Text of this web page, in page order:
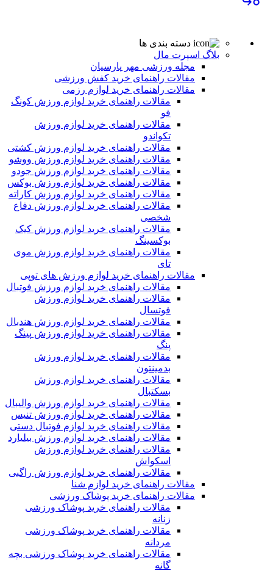
دسته بندی ها
بلاگ اسپرت مال
مجله ورزشی مهر پارسیان
مقالات راهنمای خرید کفش ورزشی
مقالات راهنمای خرید لوازم رزمی
مقالات راهنمای خرید لوازم ورزش کونگ
فو
مقالات راهنمای خرید لوازم ورزش
تکواندو
مقالات راهنمای خرید لوازم ورزش کشتی
مقالات راهنمای خرید لوازم ورزش ووشو
مقالات راهنمای خرید لوازم ورزش جودو
مقالات راهنمای خرید لوازم ورزش بوکس
مقالات راهنمای خرید لوازم ورزش کاراته
مقالات راهنمای خرید لوازم ورزش دفاع
شخصی
مقالات راهنمای خرید لوازم ورزش کیک
بوکسینگ
مقالات راهنمای خرید لوازم ورزش موی
تای
مقالات راهنمای خرید لوازم ورزش های توپی
مقالات راهنمای خرید لوازم ورزش فوتبال
مقالات راهنمای خرید لوازم ورزش
فوتسال
مقالات راهنمای خرید لوازم ورزش هندبال
مقالات راهنمای خرید لوازم ورزش پینگ
پنگ
مقالات راهنمای خرید لوازم ورزش
بدمینتون
مقالات راهنمای خرید لوازم ورزش
بسکتبال
مقالات راهنمای خرید لوازم ورزش والیبال
مقالات راهنمای خرید لوازم ورزش تنیس
مقالات راهنمای خرید لوازم فوتبال دستی
مقالات راهنمای خرید لوازم ورزش بیلیارد
مقالات راهنمای خرید لوازم ورزش
اسکواش
مقالات راهنمای خرید لوازم ورزش راگبی
مقالات راهنمای خرید لوازم شنا
مقالات راهنمای خرید پوشاک ورزشی
مقالات راهنمای خرید پوشاک ورزشی
زنانه
مقالات راهنمای خرید پوشاک ورزشی
مردانه
مقالات راهنمای خرید پوشاک ورزشی بچه
گانه